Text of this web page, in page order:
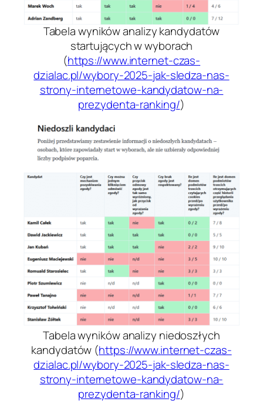
Tabela wyników analizy kandydatów
startujących w wyborach
(https://www.internet-czas-
dzialac.pl/wybory-2025-jak-sledza-nas-
strony-internetowe-kandydatow-na-
prezydenta-ranking/)
Tabela wyników analizy niedoszłych
kandydatów (https://www.internet-czas-
dzialac.pl/wybory-2025-jak-sledza-nas-
strony-internetowe-kandydatow-na-
prezydenta-ranking/)